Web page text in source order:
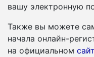
вашу электронную
Также вы можете
начала онлайн-
на официальном